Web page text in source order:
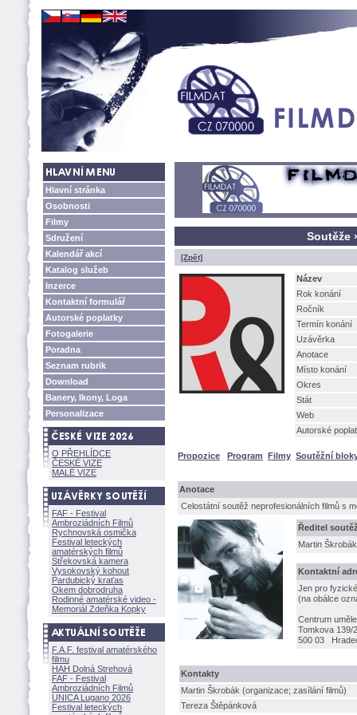
Hlavní stránka
Osobnosti
Filmy
Sdružení
Kalendář akcí
Katalog služeb
Inzerce
Kontaktní formulář
Autorské poplatky
Fotogalerie
Poradna
Seznam rubrik
Download
Banery, Ikony, Loga
Personalizace
O PŘEHLÍDCE
ČESKÉ VIZE
MALÉ VIZE
FAF - Festival
Ambroziádních Filmů
Rychnovská osmička
Festival leteckých
amatérských filmů
Střekovská kamera
Vysokovský kohout
Pardubický kraťas
Okem dobrodruha
Rodinné amatérské video -
Memoriál Zdeňka Kopky
F.A.F. festival amatérského
filmu
HAH Dolná Strehov
FAF - Festival
Ambroziádních Filmů
UNICA Lugano 2026
Festival leteckých
Soutěže
[Zpět]
Název
Rok konání
Ročník
Termín konání
Uzávěrka
Anotace
Místo konání
Okres
Stát
Web
Autorské
Propozice Program Filmy Soutěžní
Anotace
Celostátní soutěž neprofesionálních filmů s
Ředitel
Martin Škrobák
Kontaktní
Jen pro
(na obálce
Centrum
Tomkova 139/
500 03
Kontakty
Martin Škrobák (organizace; zasílání filmů)
Tereza Štěpánkov